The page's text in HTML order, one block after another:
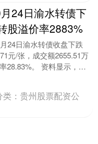
24日渝水转债下
股溢价率2883%
24日渝水转债收盘下跌
元/张，成交额2655.51万
28.83%。 资料显示，渝
“AAA”....
类：贵州股票配资公